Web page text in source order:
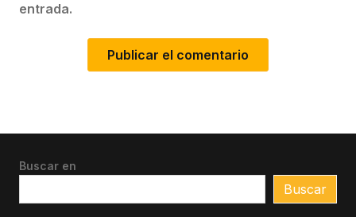
entrada.
Buscar en
Buscar